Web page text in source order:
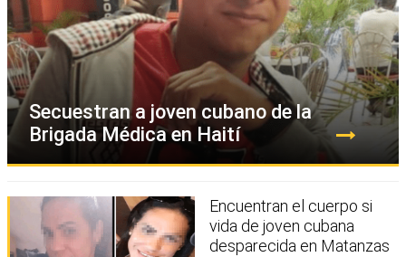
Secuestran a joven cubano de la
Brigada Médica en Haití
Encuentran el cuerpo si
vida de joven cubana
desparecida en Matanzas